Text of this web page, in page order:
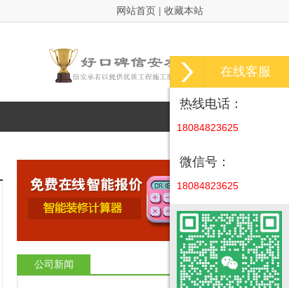
网站首页 | 收藏本站
公司新闻 更多>>
在线客服
热线电话：
18084823625
微信号：
18084823625